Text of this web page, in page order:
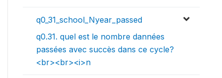
q0_31_school_Nyear_passed
q0.31. quel est le nombre dannées
passées avec succès dans ce cycle?
<br><br><i>n